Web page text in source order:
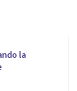
la